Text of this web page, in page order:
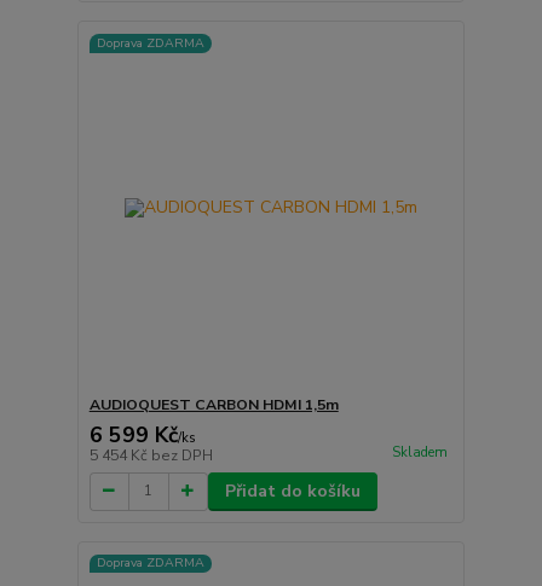
Doprava ZDARMA
AUDIOQUEST CARBON HDMI 1,5m
6 599 Kč/ks
5 454 Kč bez DPH Skladem
Přidat do košíku
Doprava ZDARMA